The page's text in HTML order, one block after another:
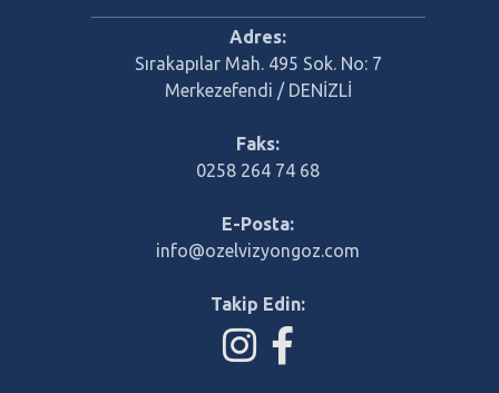
Adres:
Sırakapılar Mah. 495 Sok. No: 7
Merkezefendi / DENİZLİ
Faks:
0258 264 74 68
E-Posta:
info@ozelvizyongoz.com
Takip Edin: